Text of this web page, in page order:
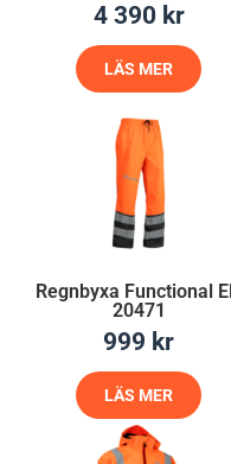
4 390 kr
LÄS MER
Regnbyxa Functional
20471
999 kr
LÄS MER